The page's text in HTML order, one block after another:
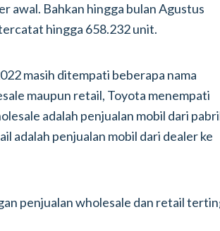
awal. Bahkan hingga bulan Agustus
hingga 658.232 unit.
masih ditempati beberapa nama
maupun retail, Toyota menempati
adalah penjualan mobil dari
adalah penjualan mobil dari dealer ke
penjualan wholesale dan retail